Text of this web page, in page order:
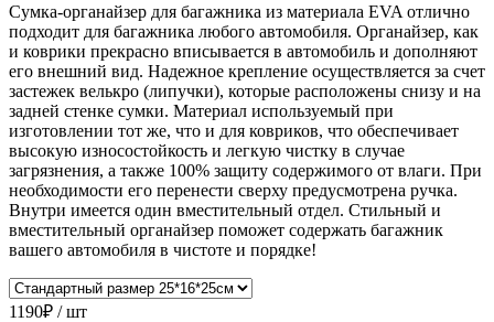
Сумка-органайзер для багажника из материала EVA отлично
подходит для багажника любого автомобиля. Органайзер, как
и коврики прекрасно вписывается в автомобиль и дополняют
его внешний вид. Надежное крепление осуществляется за счет
застежек велькро (липучки), которые расположены снизу и на
задней стенке сумки. Материал используемый при
изготовлении тот же, что и для ковриков, что обеспечивает
высокую износостойкость и легкую чистку в случае
загрязнения, а также 100% защиту содержимого от влаги. При
необходимости его перенести сверху предусмотрена ручка.
Внутри имеется один вместительный отдел. Стильный и
вместительный органайзер поможет содержать багажник
вашего автомобиля в чистоте и порядке!
1190₽ / шт